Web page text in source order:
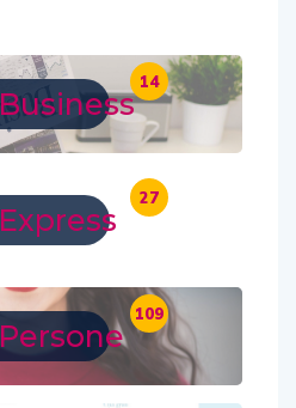
Business
14
Express
27
Persone
109